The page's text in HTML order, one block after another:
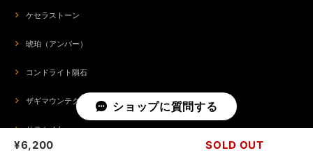
ケセラストーン
琥珀（アンバー）
コンドライト隕石
ザギマウンテクォーツ
サヌカイト
¥6,200 SOLD OUT
ショップに質問する